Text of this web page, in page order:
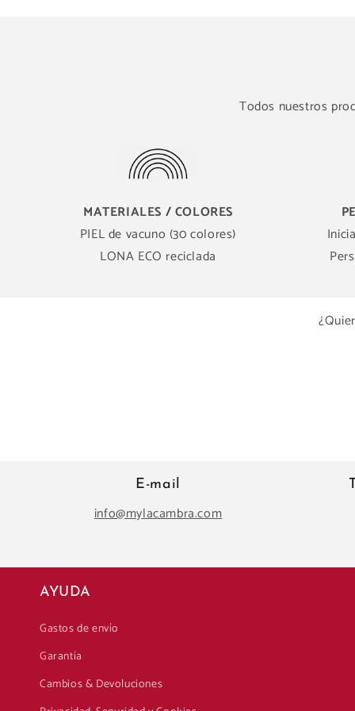
Todos nuestros
MATERIALES / COLORES
PIEL de vacuno (30 colores)
LONA ECO reciclada
E-mail
info@mylacambra.com
AYUDA
Gastos de envío
Garantía
Cambios & Devoluciones